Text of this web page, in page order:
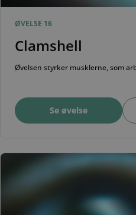
ØVELSE 16
Clamshell
Øvelsen styrker musklerne, som
Se øvelse